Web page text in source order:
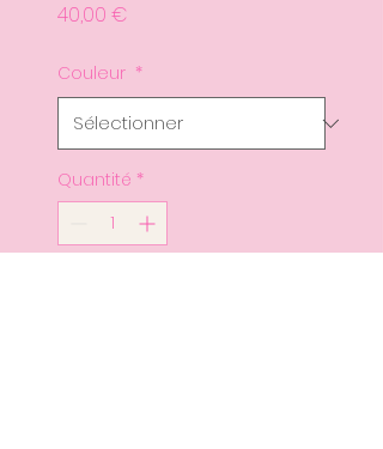
40,00 €
Couleur *
Quantité *